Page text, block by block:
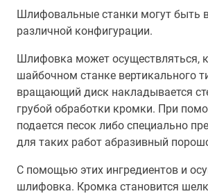
Шлифовальные станки могут быть
различной конфигурации.
Шлифовка может осуществляться,
шайбочном станке вертикального
вращающий диск накладывается
грубой обработки кромки. При
подается песок либо специально
для таких работ абразивный
С помощью этих ингредиентов и
шлифовка. Кромка становится